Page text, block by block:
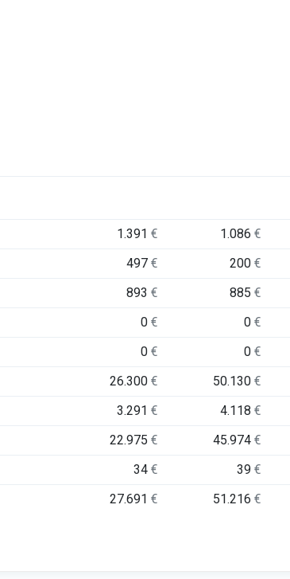
1.391€ 1.086€
497€ 200€
893€ 885€
0€ 0€
0€ 0€
26.300€ 50.130€
3.291€ 4.118€
22.975€ 45.974€
34€ 39€
27.691€ 51.216€